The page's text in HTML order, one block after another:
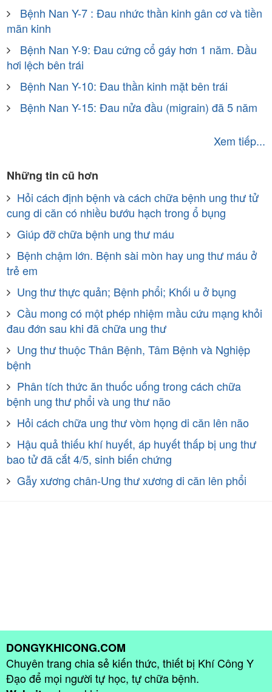
Bệnh Nan Y-7 : Đau nhức thần kinh gân cơ và tiền
mãn kinh
Bệnh Nan Y-9: Đau cứng cổ gáy hơn 1 năm. Đầu
hơi lệch bên trái
Bệnh Nan Y-10: Đau thần kinh mặt bên trái
Bệnh Nan Y-15: Đau nửa đầu (migrain) đã 5 năm
Xem tiếp...
Những tin cũ hơn
Hỏi cách định bệnh và cách chữa bệnh ung thư tử
cung di căn có nhiều bướu hạch trong ổ bụng
Giúp đỡ chữa bệnh ung thư máu
Bệnh chậm lớn. Bệnh sài mòn hay ung thư máu ở
trẻ em
Ung thư thực quản; Bệnh phổi; Khối u ở bụng
Cầu mong có một phép nhiệm mầu cứu mạng khỏi
đau đớn sau khi đã chữa ung thư
Ung thư thuộc Thân Bệnh, Tâm Bệnh và Nghiệp
bệnh
Phân tích thức ăn thuốc uống trong cách chữa
bệnh ung thư phổi và ung thư não
Hỏi cách chữa ung thư vòm họng di căn lên não
Hậu quả thiếu khí huyết, áp huyết thấp bị ung thư
bao tử đã cắt 4/5, sinh biến chứng
Gẫy xương chân-Ung thư xương di căn lên phổi
DONGYKHICONG.COM
Chuyên trang chia sẻ kiến thức, thiết bị Khí Công Y
Đạo để mọi người tự học, tự chữa bệnh.